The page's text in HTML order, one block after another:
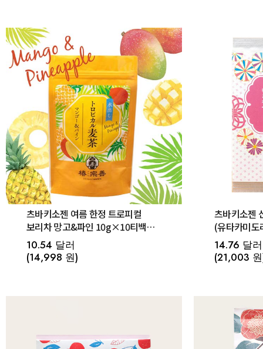
츠바키소젠 여름 한정 트로피컬
보리차 망고&파인 10g×10티백
(기간한정)
10.54 달러
(14,998 원)
츠바키소젠
(유타카미도
잎차
14.76 달러
(21,003